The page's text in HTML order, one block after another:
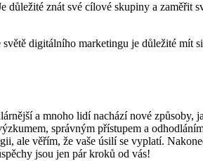
důležité znát své cílové skupiny a zaměřit
světě digitálního marketingu je důležité mít
a mnoho lidí nachází nové
správným přístupem a
ale věřím, že vaše úsilí se vyplatí.
jsou jen pár kroků od vás!